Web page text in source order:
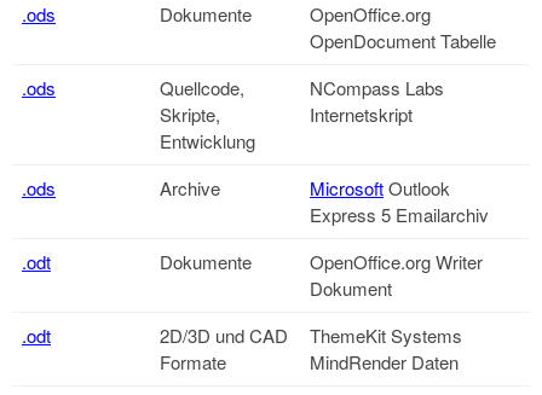
.ods
Dokumente
OpenOffice.org
OpenDocument Tabelle
.ods
Quellcode,
Skripte,
Entwicklung
NCompass Labs
Internetskript
.ods Archive MicrosoftOutlook
Express 5 Emailarchiv
.odt
Dokumente OpenOffice.orgWriter
Dokument
.odt
2D/3D und CAD
Formate
ThemeKit Systems
MindRender Daten